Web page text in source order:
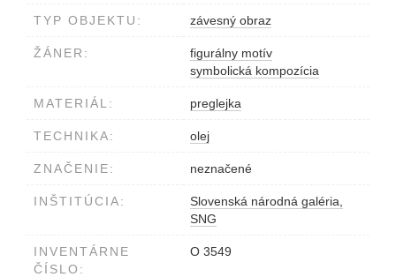
TYP OBJEKTU: závesný obraz
ŽÁNER:
figurálny motív
symbolická kompozícia
MATERIÁL: preglejka
TECHNIKA: olej
ZNAČENIE: neznačené
INŠTITÚCIA:
Slovenská národná galéria,
SNG
INVENTÁRNE
ČÍSLO:
O 3549